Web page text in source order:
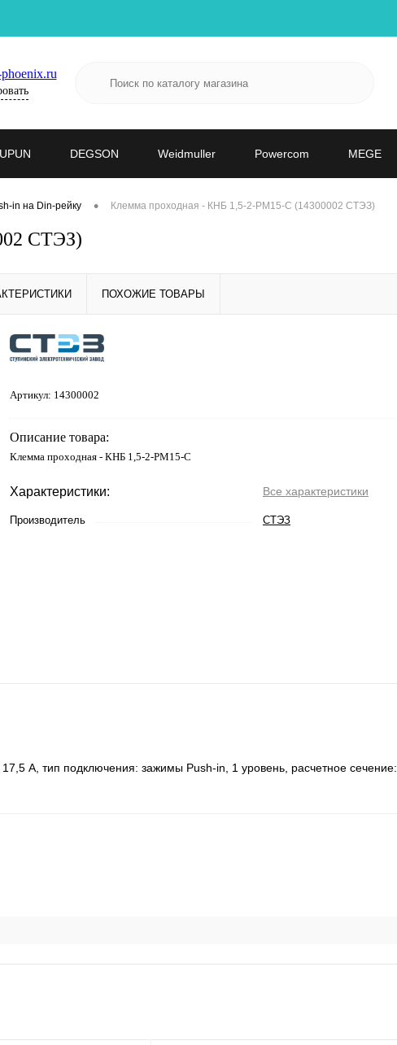
UPUN DEGSON Weidmuller Powercom MEGE
in на Din-рейку • Клемма проходная - КНБ 1,5-2-РМ15-С (14300002 СТЭЗ)
СТЭЗ)
ПОХОЖИЕ ТОВАРЫ
Артикул: 14300002
Описание товара:
Клемма проходная - КНБ 1,5-2-РМ15-С
Характеристики: Все характеристики
Производитель СТЭЗ
A, тип подключения: зажимы Push-in, 1 уровень, расчетное сечение: